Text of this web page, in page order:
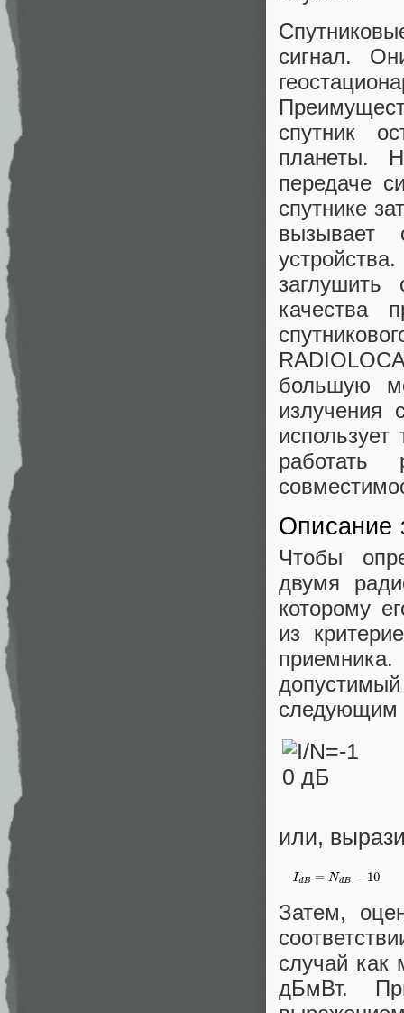
сигнал.
спутник
планеты.
передаче
спутнике
вызывает
качества
большую
излучения
Описание
Чтобы
двумя
которому
из
следующим
или,
Затем,
случай как
дБмВт.